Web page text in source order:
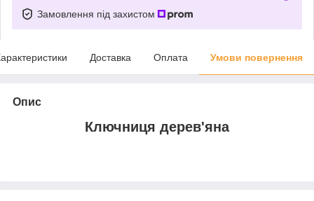
Замовлення під захистом
Доставка Оплата Умови повернення
Опис
Ключниця дерев'яна